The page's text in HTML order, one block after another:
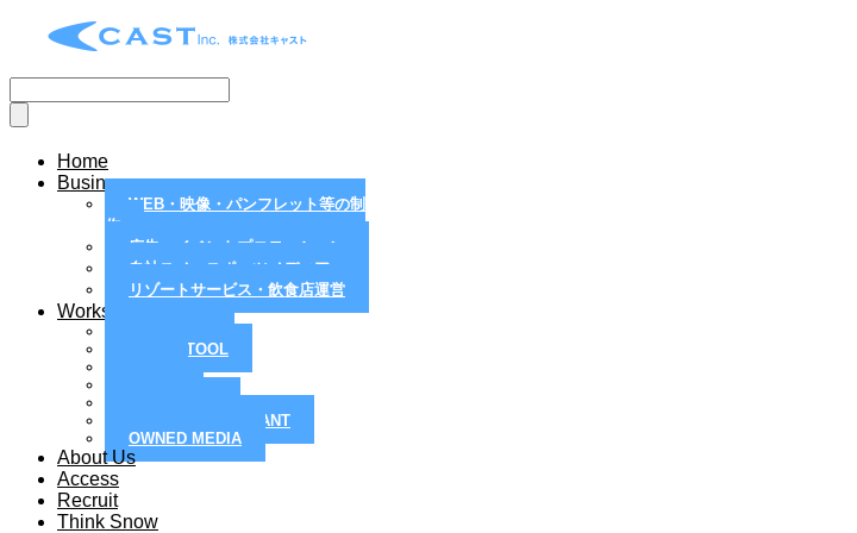
Home
Business
WEB・映像・パンフレット等の制
作
広告・イベントプロモーション
自社スノースポーツメディア
リゾートサービス・飲食店運営
Works
PAPER TOOL
RESORT / RESTRANT
OWNED MEDIA
About Us
Access
Recruit
Think Snow